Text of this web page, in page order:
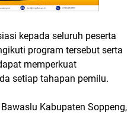
kepada seluruh peserta
program tersebut serta
memperkuat
setiap tahapan pemilu.
Kabupaten Soppeng,